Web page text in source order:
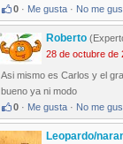
0 · Me gusta · No me
Roberto
28 de octubre de
Asi mismo es Carlos y el
bueno ya ni modo
0 · Me gusta · No me
Leopardo/